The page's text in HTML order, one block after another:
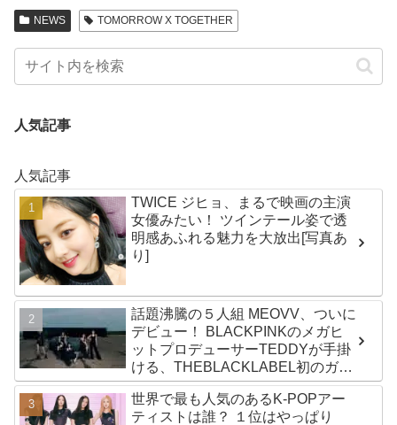
NEWS TOMORROW X TOGETHER
人気記事
人気記事
TWICE ジヒョ、まるで映画の主演
女優みたい！ ツインテール姿で透
明感あふれる魅力を大放出[写真あ
り]
話題沸騰の５人組 MEOVV、ついに
デビュー！ BLACKPINKのメガヒ
ットプロデューサーTEDDYが手掛
ける、THEBLACKLABEL初のガー
ルズグループ！ デビューシングル
「MEOW」をリリース
世界で最も人気のあるK-POPアー
ティストは誰？ １位はやっぱり